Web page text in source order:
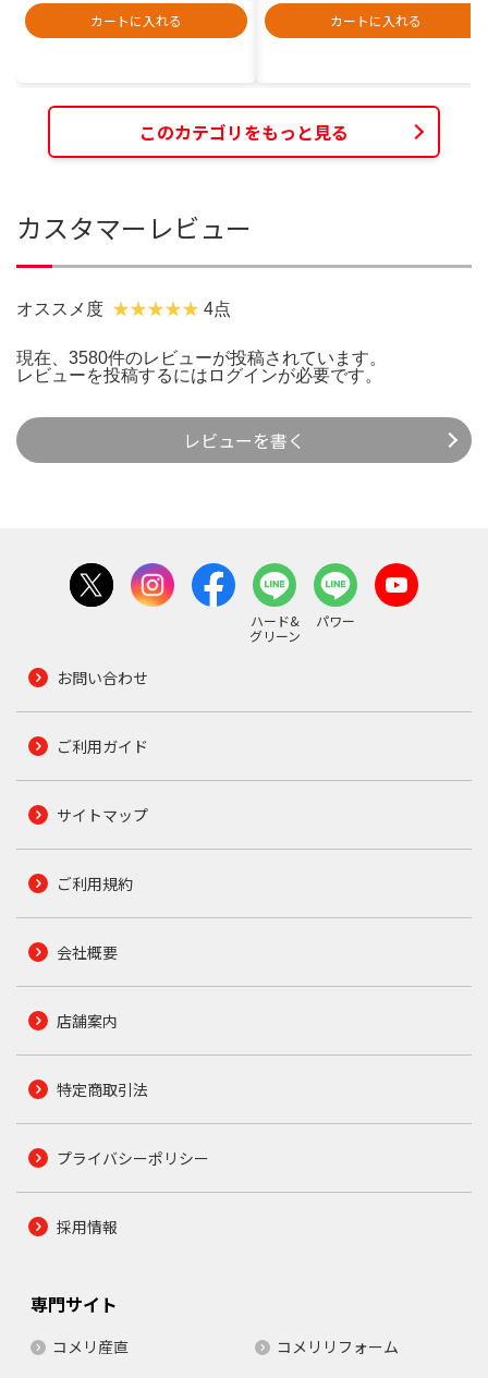
カートに入れる
カートに入れる
このカテゴリをもっと見る
カスタマーレビュー
オススメ度 4点
現在、3580件のレビューが投稿されています。
レビューを投稿するには ログインが必要です。
レビューを書く
ハード&
グリーン
パワー
お問い合わせ
ご利用ガイド
サイトマップ
ご利用規約
会社概要
店舗案内
特定商取引法
プライバシーポリシー
採用情報
専門サイト
コメリ産直
コメリリフォーム